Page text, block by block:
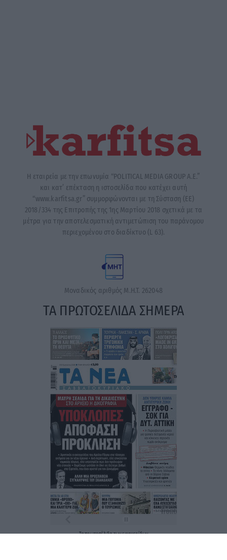
Η εταιρεία με την επωνυμία “POLITICAL MEDIA GROUP A.E.”
και κατ’ επέκταση η ιστοσελίδα που κατέχει αυτή
“www.karfitsa.gr” συμμορφώνονται με τη Σύσταση (ΕΕ)
2018/334 της Επιτροπής της 1ης Μαρτίου 2018 σχετικά με τα
μέτρα για την αποτελεσματική αντιμετώπιση του παράνομου
περιεχομένου στο διαδίκτυο (L 63).
Μοναδικός αριθμός Μ.Η.Τ. 262048
ΤΑ ΠΡΩΤΟΣΕΛΙΔΑ ΣΗΜΕΡΑ
Ταπρωτοσέλιδατωνεφημερίδων